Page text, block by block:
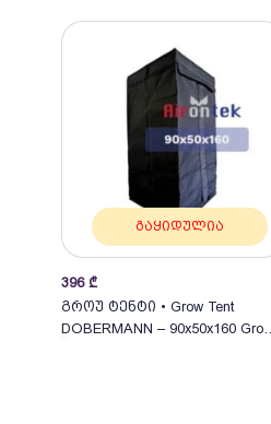
გაყიდულია
396 ₾
გროუ ტენტი • Grow Tent
DOBERMANN – 90x50x160 Grow